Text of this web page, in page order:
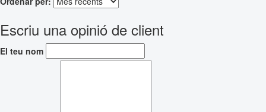
Escriu una opinió de client
El teu nom